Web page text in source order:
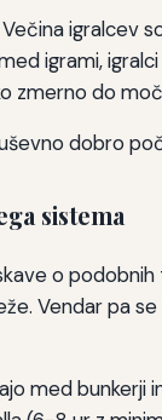
igrami,
zmerno do
sistema
o
Vendar pa
med